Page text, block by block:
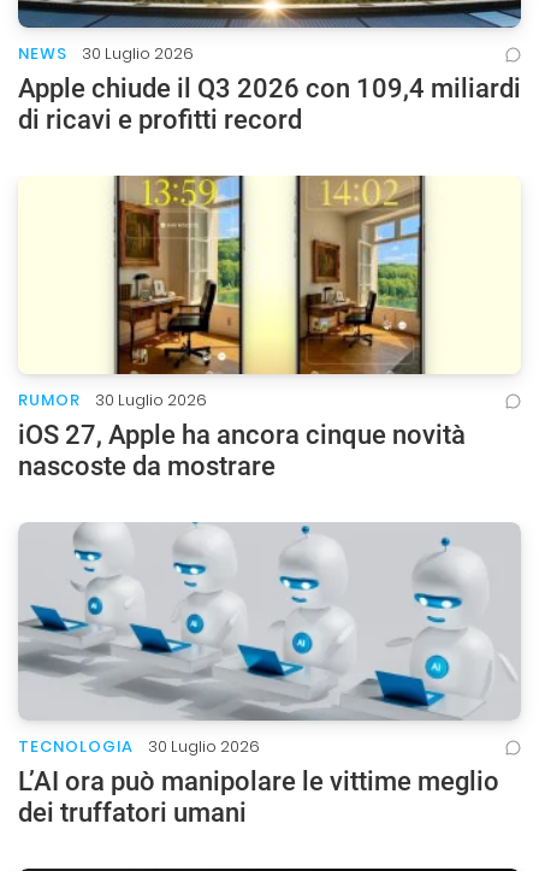
NEWS 30 Luglio 2026
Apple chiude il Q3 2026 con 109,4 miliardi
di ricavi e profitti record
RUMOR 30 Luglio 2026
iOS 27, Apple ha ancora cinque novità
nascoste da mostrare
TECNOLOGIA 30 Luglio 2026
L’AI ora può manipolare le vittime meglio
dei truffatori umani